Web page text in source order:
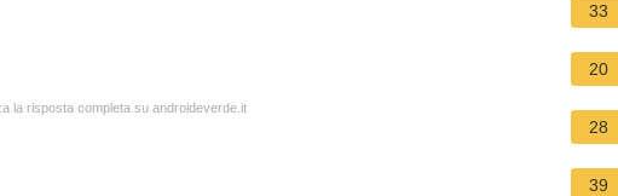
la risposta completa su androideverde.it
33
20
28
39